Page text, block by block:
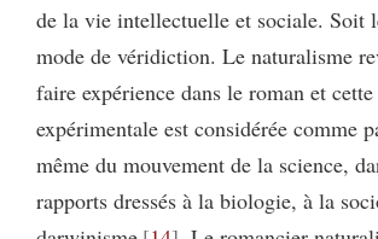
de la vie intellectuelle et sociale. Soit
mode de véridiction. Le naturalisme
faire expérience dans le roman et
expérimentale est considérée comme
même du mouvement de la science,
rapports dressés à la biologie, à la